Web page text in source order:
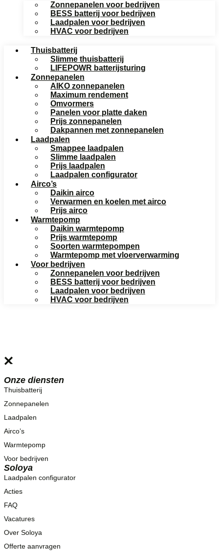
Zonnepanelen voor bedrijven
BESS batterij voor bedrijven
Laadpalen voor bedrijven
HVAC voor bedrijven
Thuisbatterij
Slimme thuisbatterij
LIFEPOWR batterijsturing
Zonnepanelen
AIKO zonnepanelen
Maximum rendement
Omvormers
Panelen voor platte daken
Prijs zonnepanelen
Dakpannen met zonnepanelen
Laadpalen
Smappee laadpalen
Slimme laadpalen
Prijs laadpalen
Laadpalen configurator
Airco’s
Daikin airco
Verwarmen en koelen met airco
Prijs airco
Warmtepomp
Daikin warmtepomp
Prijs warmtepomp
Soorten warmtepompen
Warmtepomp met vloerverwarming
Voor bedrijven
Zonnepanelen voor bedrijven
BESS batterij voor bedrijven
Laadpalen voor bedrijven
HVAC voor bedrijven
Onze diensten
Thuisbatterij
Zonnepanelen
Laadpalen
Airco’s
Warmtepomp
Voor bedrijven
Soloya
Laadpalen configurator
Acties
FAQ
Vacatures
Over Soloya
Offerte aanvragen